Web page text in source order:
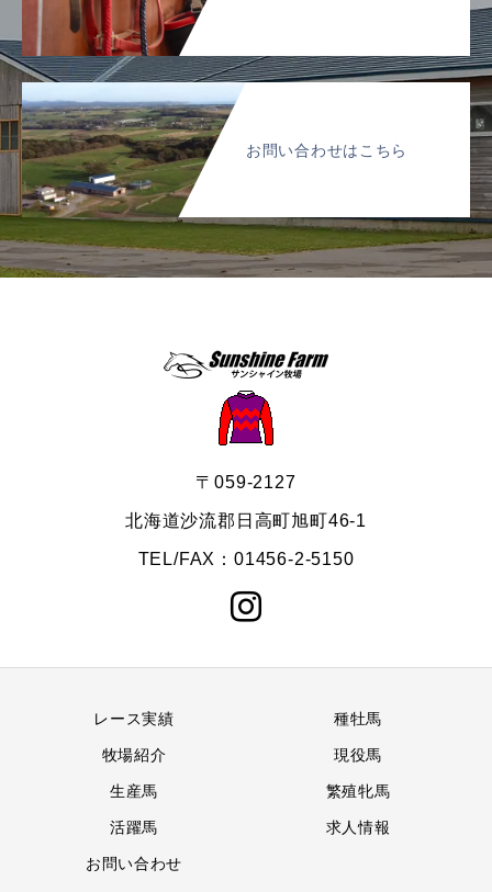
お問い合わせはこちら
〒059-2127
北海道沙流郡日高町旭町46-1
TEL/FAX：01456-2-5150
レース実績 種牡馬
牧場紹介 現役馬
生産馬 繁殖牝馬
活躍馬 求人情報
お問い合わせ